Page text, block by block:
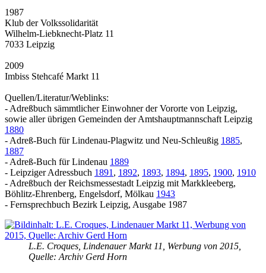
1987
Klub der Volkssolidarität
Wilhelm-Liebknecht-Platz 11
7033 Leipzig
2009
Imbiss Stehcafé Markt 11
Quellen/Literatur/Weblinks:
- Adreßbuch sämmtlicher Einwohner der Vororte von Leipzig,
sowie aller übrigen Gemeinden der Amtshauptmannschaft Leipzig
1880
- Adreß-Buch für Lindenau-Plagwitz und Neu-Schleußig 1885,
1887
- Adreß-Buch für Lindenau 1889
- Leipziger Adressbuch 1891, 1892, 1893, 1894, 1895, 1900, 1910
- Adreßbuch der Reichsmessestadt Leipzig mit Markkleeberg,
Böhlitz-Ehrenberg, Engelsdorf, Mölkau 1943
- Fernsprechbuch Bezirk Leipzig, Ausgabe 1987
L.E. Croques, Lindenauer Markt 11, Werbung von 2015,
Quelle: Archiv Gerd Horn